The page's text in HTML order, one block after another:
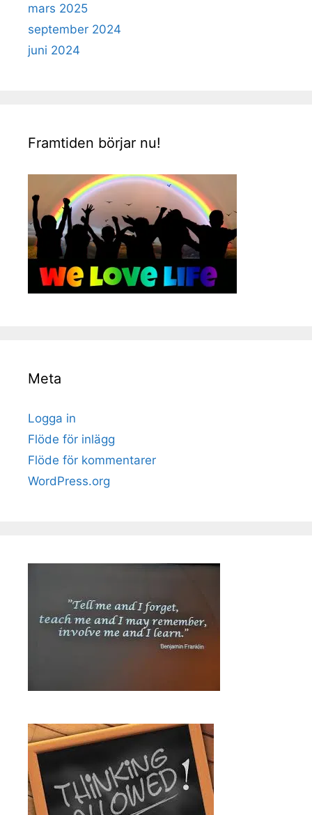
mars 2025
september 2024
juni 2024
Framtiden börjar nu!
Meta
Logga in
Flöde för inlägg
Flöde för kommentarer
WordPress.org